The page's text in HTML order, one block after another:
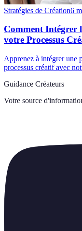
Stratégies de Création6
Comment Intégrer
votre Processus
Apprenez à intégrer une
processus créatif avec
Guidance Créateurs
Votre source